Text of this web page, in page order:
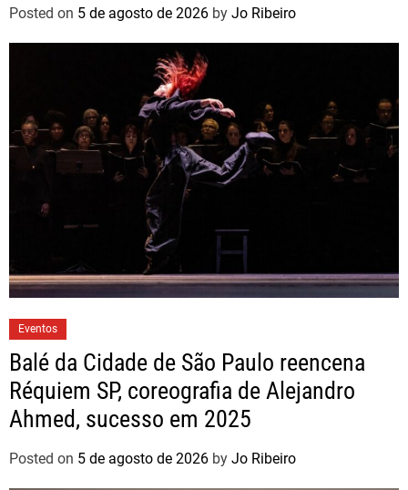
Posted on 5 de agosto de 2026 by Jo Ribeiro
Eventos
Balé da Cidade de São Paulo reencena
Réquiem SP, coreografia de Alejandro
Ahmed, sucesso em 2025
Posted on 5 de agosto de 2026 by Jo Ribeiro